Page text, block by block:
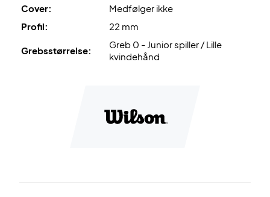
Cover:
Medfølger ikke
Profil:
22 mm
Grebsstørrelse:
Greb 0 - Junior spiller / Lille
kvindehånd